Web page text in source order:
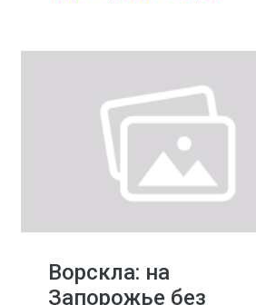
Ворскла: на
Запорожье без